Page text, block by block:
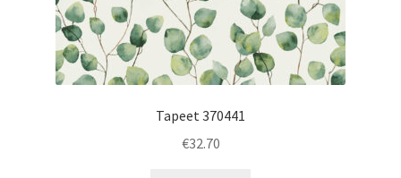
Tapeet 370441
€32.70